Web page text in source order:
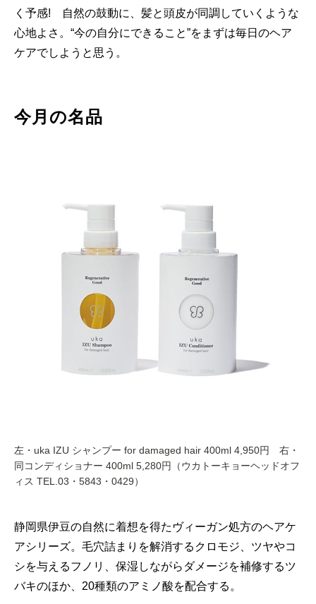
く予感! 自然の鼓動に、髪と頭皮が同調していくような
心地よさ。“今の自分にできること”をまずは毎日のヘア
ケアでしようと思う。
今月の名品
左・uka IZU シャンプー for damaged hair 400ml 4,950円 右・
同コンディショナー 400ml 5,280円（ウカトーキョーヘッドオフ
ィス TEL.03・5843・0429）
静岡県伊豆の自然に着想を得たヴィーガン処方のヘアケ
アシリーズ。毛穴詰まりを解消するクロモジ、ツヤやコ
シを与えるフノリ、保湿しながらダメージを補修するツ
バキのほか、20種類のアミノ酸を配合する。